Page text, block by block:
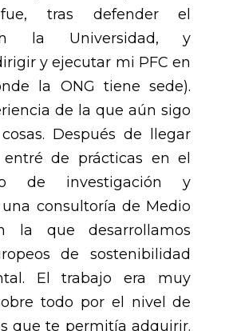
fue, tras defender el
la Universidad, y
y ejecutar mi PFC en
la ONG tiene sede).
de la que aún sigo
Después de llegar
de prácticas en el
de investigación y
consultoría de Medio
la que desarrollamos
de sostenibilidad
El trabajo era muy
todo por el nivel de
que te permitía adquirir.